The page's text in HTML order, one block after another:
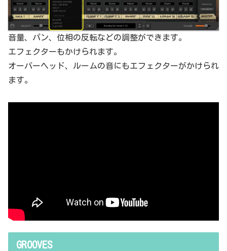
音量、パン、位相の反転などの調整ができます。
エフェクターもかけられます。
オーバーヘッド、ルームの音にもエフェクターがかけられ
ます。
GROOVES